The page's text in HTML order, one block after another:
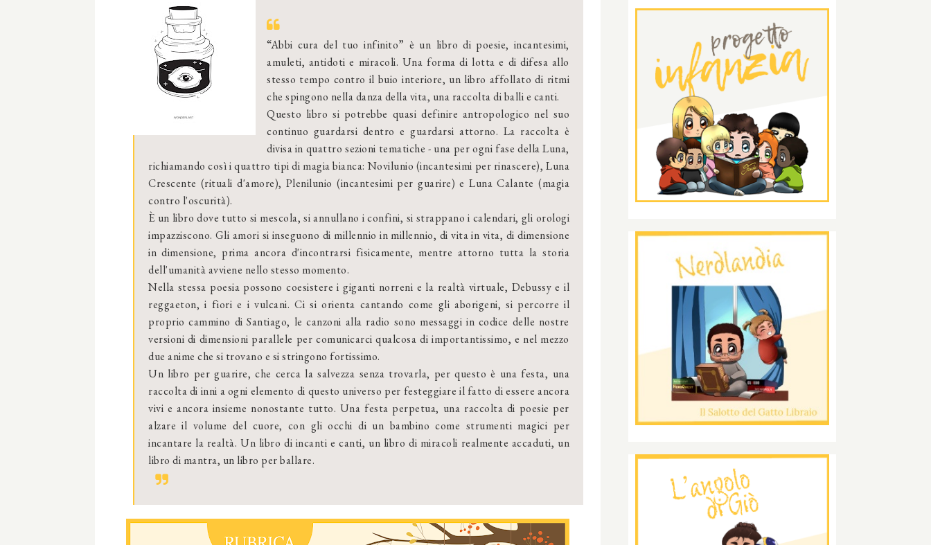
“Abbi cura del tuo infinito” è un libro di poesie, incantesimi,
amuleti, antidoti e miracoli. Una forma di lotta e di difesa allo
stesso tempo contro il buio interiore, un libro affollato di ritmi
che spingono nella danza della vita, una raccolta di balli e canti.
Questo libro si potrebbe quasi definire antropologico nel suo
continuo guardarsi dentro e guardarsi attorno. La raccolta è
divisa in quattro sezioni tematiche - una per ogni fase della Luna,
richiamando così i quattro tipi di magia bianca: Novilunio (incantesimi per rinascere), Luna
Crescente (rituali d'amore), Plenilunio (incantesimi per guarire) e Luna Calante (magia
contro l'oscurità).
È un libro dove tutto si mescola, si annullano i confini, si strappano i calendari, gli orologi
impazziscono. Gli amori si inseguono di millennio in millennio, di vita in vita, di dimensione
in dimensione, prima ancora d'incontrarsi fisicamente, mentre attorno tutta la storia
dell'umanità avviene nello stesso momento.
Nella stessa poesia possono coesistere i giganti norreni e la realtà virtuale, Debussy e il
reggaeton, i fiori e i vulcani. Ci si orienta cantando come gli aborigeni, si percorre il
proprio cammino di Santiago, le canzoni alla radio sono messaggi in codice delle nostre
versioni di dimensioni parallele per comunicarci qualcosa di importantissimo, e nel mezzo
due anime che si trovano e si stringono fortissimo.
Un libro per guarire, che cerca la salvezza senza trovarla, per questo è una festa, una
raccolta di inni a ogni elemento di questo universo per festeggiare il fatto di essere ancora
vivi e ancora insieme nonostante tutto. Una festa perpetua, una raccolta di poesie per
alzare il volume del cuore, con gli occhi di un bambino come strumenti magici per
incantare la realtà. Un libro di incanti e canti, un libro di miracoli realmente accaduti, un
libro di mantra, un libro per ballare.